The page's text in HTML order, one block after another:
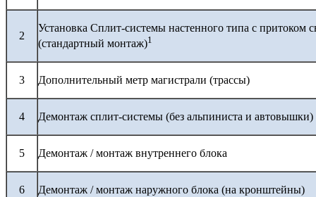
2
Установка Сплит-системы настенного типа с притоком
(стандартный монтаж)1
3 Дополнительный метр магистрали (трассы)
4 Демонтаж сплит-системы (без альпиниста и автовышки)
5 Демонтаж / монтаж внутреннего блока
6 Демонтаж / монтаж наружного блока (на кронштейны)